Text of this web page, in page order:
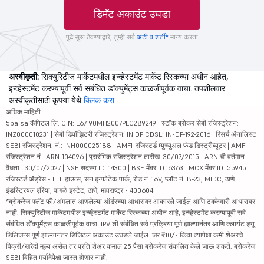
डिमॅट अकाउंट उघडा
पुढे सुरू ठेवण्याद्वारे, तुम्ही सर्व अटी व शर्ती* मान्य करता
अस्वीकृती: सिक्युरिटीज मार्केटमधील इन्व्हेस्टमेंट मार्केट रिस्कच्या अधीन आहेत,
इन्व्हेस्टमेंट करण्यापूर्वी सर्व संबंधित डॉक्युमेंट्स काळजीपूर्वक वाचा. तपशीलवार
अस्वीकृतीसाठी कृपया येथेक्लिक करा.
अधिक माहिती
5paisa कॅपिटल लि. CIN: L67190MH2007PLC289249 | स्टॉक ब्रोकर सेबी रजिस्ट्रेशन:
INZ000010231 | सेबी डिपॉझिटरी रजिस्ट्रेशन: IN DP CDSL: IN-DP-192-2016 | रिसर्च ॲनालिस्ट
SEBI रजिस्ट्रेशन. नं.: INH000025188 | AMFI-रजिस्टर्ड म्युच्युअल फंड डिस्ट्रीब्यूटर | AMFI
रजिस्ट्रेशन नं.: ARN-104096 | प्रारंभिक रजिस्ट्रेशन तारीख: 30/07/2015 | ARN ची वर्तमान
वैधता : 30/07/2027 | NSE सदस्य ID: 14300 | BSE मेंबर ID: 6363 | MCX मेंबर ID: 55945 |
रजिस्टर्ड ॲड्रेस - IIFL हाऊस, सन इन्फोटेक पार्क, रोड नं. 16V, प्लॉट नं. B-23, MIDC, ठाणे
इंडस्ट्रियल एरिया, वागळे इस्टेट, ठाणे, महाराष्ट्र - 400604
*ब्रोकरेज फ्लॅट फी/अंमलात आणलेल्या ऑर्डरच्या आधारावर आकारले जाईल आणि टक्केवारी आधारावर
नाही. सिक्युरिटीज मार्केटमधील इन्व्हेस्टमेंट मार्केट रिस्कच्या अधीन आहे, इन्व्हेस्टमेंट करण्यापूर्वी सर्व
संबंधित डॉक्युमेंट्स काळजीपूर्वक वाचा. IPV शी संबंधित सर्व प्रक्रिया पूर्ण झाल्यानंतर आणि क्लायंट ड्यू
डिलिजन्स पूर्ण झाल्यानंतर डिजिटल अकाउंट उघडले जाईल. जर ₹10/- किंवा त्यापेक्षा कमी शेअरचे
विक्री/खरेदी मूल्य असेल तर प्रति शेअर कमाल 25 पैसा ब्रोकरेज संकलित केले जाऊ शकते. ब्रोकरेज
SEBI विहित मर्यादेपेक्षा जास्त होणार नाही.